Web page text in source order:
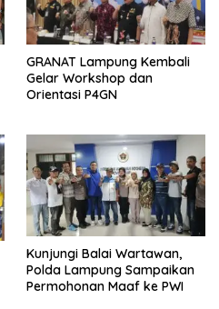
GRANAT Lampung Kembali
Gelar Workshop dan
Orientasi P4GN
Kunjungi Balai Wartawan,
Polda Lampung Sampaikan
Permohonan Maaf ke PWI